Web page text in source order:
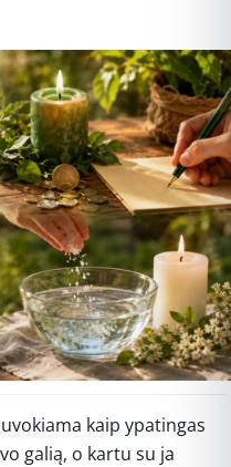
kaip ypatingas
galią, o kartu su ja